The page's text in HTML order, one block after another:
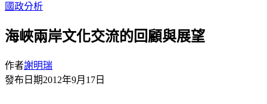
國政分析
海峽兩岸文化交流的回顧與展望
作者謝明瑞
發布日期2012年9月17日